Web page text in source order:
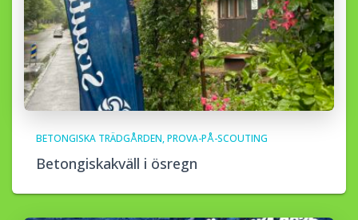
BETONGISKA TRÄDGÅRDEN PROVA-PÅ-SCOUTING
Betongiskakväll i ösregn